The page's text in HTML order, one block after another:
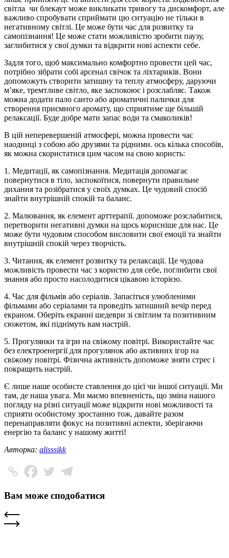
світла чи блекаут може викликати тривогу та дискомфорт, але
важливо спробувати сприймати цю ситуацію не тільки в
негативному світлі. Це може бути час для розвитку та
самопізнання! Це може стати можливістю зробити паузу,
заглибитися у свої думки та відкрити нові аспекти себе.
Задля того, щоб максимально комфортно провести цей час,
потрібно зібрати собі арсенал свічок та ліхтариків. Вони
допоможуть створити затишну та теплу атмосферу, даруючи
м’яке, тремтливе світло, яке заспокоює і розслабляє. Також
можна додати пало санто або ароматичні палички для
створення приємного аромату, що сприятиме ще більшій
релаксації. Буде добре мати запас води та смаколиків!
В цій неперевершеній атмосфері, можна провести час
наодинці з собою або друзями та рідними. ось кілька способів,
як можна скористатися цим часом на свою користь:
1. Медитації, як самопізнання. Медитація допомагає
повернутися в тіло, заспокоїтися, повернути правильне
дихання та розібратися у своїх думках. Це чудовий спосіб
знайти внутрішній спокій та баланс.
2. Малювання, як елемент арттерапії. допоможе розслабитися,
перетворити негативні думки на щось корисніше для нас. Це
може бути чудовим способом висловити свої емоції та знайти
внутрішній спокій через творчість.
3. Читання, як елемент розвитку та релаксації. Це чудова
можливість провести час з користю для себе, поглибити свої
знання або просто насолодитися цікавою історією.
4. Час для фільмів або серіалів. Запасіться улюбленими
фільмами або серіалами та проведіть затишний вечір перед
екраном. Оберіть екранні шедеври зі світлим та позитивним
сюжетом, які піднімуть вам настрій.
5. Прогулянки та ігри на свіжому повітрі. Використайте час
без електроенергії для прогулянок або активних ігор на
свіжому повітрі. Фізична активність допоможе зняти стрес і
покращить настрій.
Є лише наше особисте ставлення до цієї чи іншої ситуації. Ми
там, де наша увага. Ми маємо впевненість, що зміна нашого
погляду на різні ситуації може відкрити нові можливості та
сприяти особистому зростанню тож, давайте разом
перенаправляти фокус на позитивні аспекти, зберігаючи
енергію та баланс у нашому житті!
Авторка: alisssikk
Вам може сподобатися